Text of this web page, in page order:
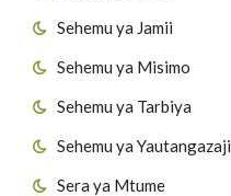
Sehemu ya Jamii
Sehemu ya Misimo
Sehemu ya Tarbiya
Sehemu ya Yautangazaji
Sera ya Mtume